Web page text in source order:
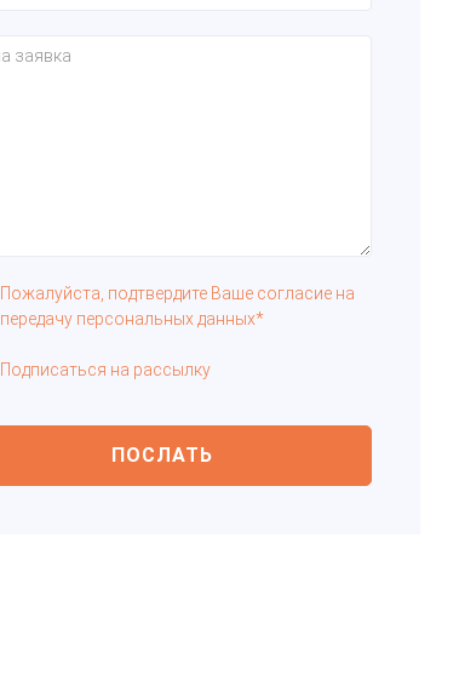
Пожалуйста, подтвердите Ваше согласие на
передачу персональных данных*
Подписаться на рассылку
ПОСЛАТЬ